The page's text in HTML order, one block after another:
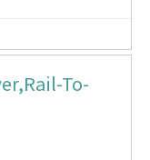
To-